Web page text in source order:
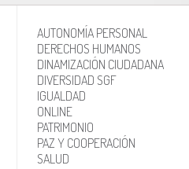
AUTONOMÍA PERSONAL
DERECHOS HUMANOS
DINAMIZACIÓN CIUDADANA
DIVERSIDAD SGF
IGUALDAD
ONLINE
PATRIMONIO
PAZ Y COOPERACIÓN
SALUD